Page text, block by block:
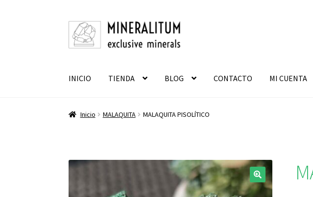
a
la
al
contenido
INICIO TIENDA BLOG CONTACTO MI CUENTA
Inicio MALAQUITA MALAQUITA PISOLÍTICO
🔍